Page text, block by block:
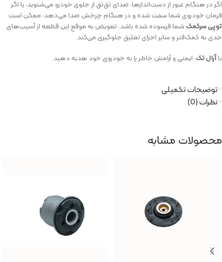
اگر در هنگام عبور از دست‌اندازها، صدای تق‌تق از جلوی خودرو می‌شنوید، یا اگر
فرمان خودروی شما سفت شده و در هنگام چرخش صدا می‌دهد، ممکن است
توپی سرکمک شما فرسوده شده باشد. تعویض به موقع این قطعه از آسیب‌های
جدی به کمک‌فنر و سایر اجزای تعلیق جلوگیری می‌کند.
باآرال تک، ایمنی و آرامش خاطر را به خودروی خود هدیه دهید.
توضیحات تکمیلی
نظرات (0)
محصولات مشابه